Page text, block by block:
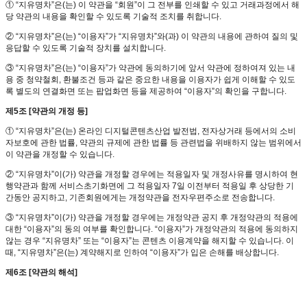
① “지유명차”은(는) 이 약관을 “회원”이 그 전부를 인쇄할 수 있고 거래과정에서 해
당 약관의 내용을 확인할 수 있도록 기술적 조치를 취합니다.
② “지유명차”은(는) “이용자”가 “지유명차”와(과) 이 약관의 내용에 관하여 질의 및
응답할 수 있도록 기술적 장치를 설치합니다.
③ “지유명차”은(는) “이용자”가 약관에 동의하기에 앞서 약관에 정하여져 있는 내
용 중 청약철회, 환불조건 등과 같은 중요한 내용을 이용자가 쉽게 이해할 수 있도
록 별도의 연결화면 또는 팝업화면 등을 제공하여 “이용자”의 확인을 구합니다.
제5조 [약관의 개정 등]
① “지유명차”은(는) 온라인 디지털콘텐츠산업 발전법, 전자상거래 등에서의 소비
자보호에 관한 법률, 약관의 규제에 관한 법률 등 관련법을 위배하지 않는 범위에서
이 약관을 개정할 수 있습니다.
② “지유명차”이(가) 약관을 개정할 경우에는 적용일자 및 개정사유를 명시하여 현
행약관과 함께 서비스초기화면에 그 적용일자 7일 이전부터 적용일 후 상당한 기
간동안 공지하고, 기존회원에게는 개정약관을 전자우편주소로 전송합니다.
③ “지유명차”이(가) 약관을 개정할 경우에는 개정약관 공지 후 개정약관의 적용에
대한 “이용자”의 동의 여부를 확인합니다. “이용자”가 개정약관의 적용에 동의하지
않는 경우 “지유명차” 또는 “이용자”는 콘텐츠 이용계약을 해지할 수 있습니다. 이
때, “지유명차”은(는) 계약해지로 인하여 “이용자”가 입은 손해를 배상합니다.
제6조 [약관의 해석]